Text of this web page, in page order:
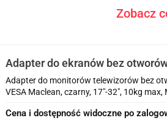
Zobacz
Adapter do ekranów bez
17-32 cale Czarny
Adapter do monitorów telewizorów bez
VESA Maclean, czarny, 17"-32", 10kg
Cena i dostępność widoczne po